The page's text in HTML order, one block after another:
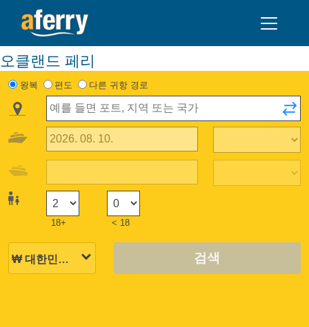
오클랜드 페리
왕복 편도 다른 귀항 경로
18+ < 18
검색